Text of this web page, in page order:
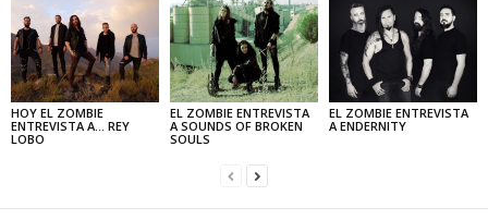
HOY EL ZOMBIE
ENTREVISTA A… REY
LOBO
EL ZOMBIE ENTREVISTA
A SOUNDS OF BROKEN
SOULS
EL ZOMBIE ENTREVISTA
A ENDERNITY